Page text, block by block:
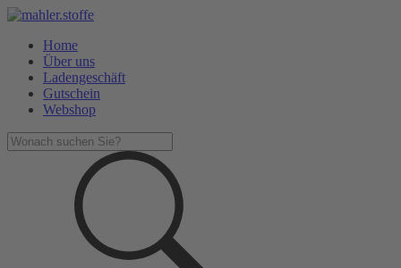
Home
Über uns
Ladengeschäft
Gutschein
Webshop